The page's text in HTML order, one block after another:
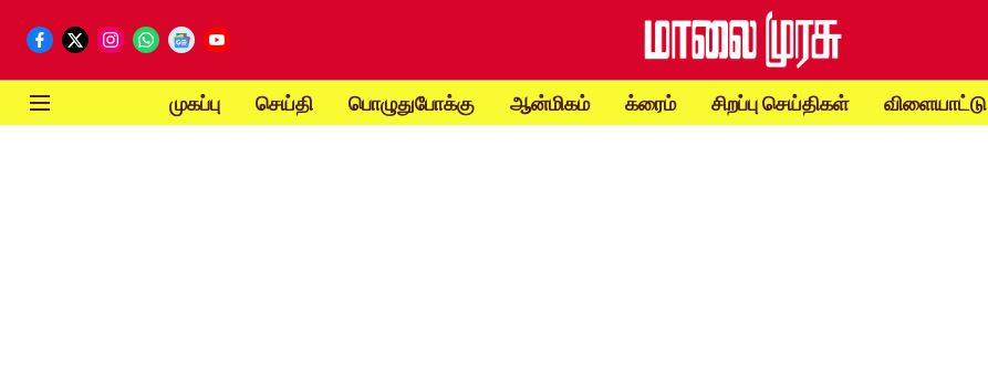
முகப்பு செய்தி பொழுதுபோக்கு ஆன்மிகம் க்ரைம் சிறப்பு செய்திகள் விளையாட்டு